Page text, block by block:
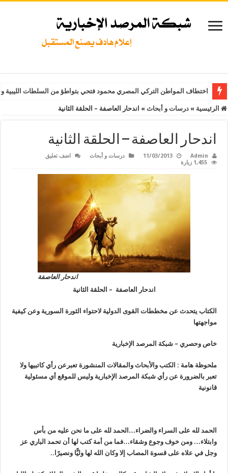
اختطاف المواطن التركي المصري محمود فتحي بتواطؤ من السلطات
الرئيسية » درسات و أبحاث » اندحار العاصفة – الحلقة الثانية
اندحار العاصفة – الحلقة الثانية
Admin
11/03/2013 درسات و أبحاث
اضف تعليق
1,455 زيارة
اندحار العاصفة
اندحار العاصفة – الحلقة الثانية
الكتاب يتحدث عن مخططات القوى الدولية لاحتواء الثورة السورية وعن كيفية
مواجهتها
خاص وحصري – شبكة المرصد الإخبارية
ملحوظة هامة : الكتب والأبحاث والمقالات المنشورة تعبرعن رأي كاتبيها ولا
تعبر بالضرورة عن رأي شبكة المرصد الإخبارية وليس للموقع أي مسئولية
قانونية
الحمد لله على السراء والضراء…الحمد لله على ما نحن عليه من بأس
وابتلاء… ومن خوف وجوع وشقاء…فما من أمة كتب لها أن تحمد الباري عز
وجل في علاه على قسوة المصاب إلا وكان الله لها وليًّا ونصيرًا..